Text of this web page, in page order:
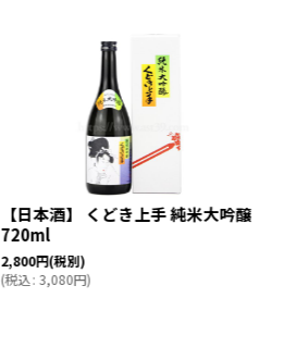
【日本酒】 くどき上手 純米大吟醸
720ml
2,800円(税別)
(税込: 3,080円)